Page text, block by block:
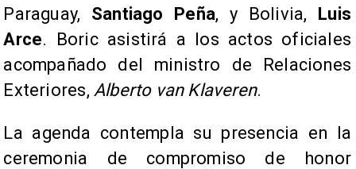
Paraguay, Santiago Peña, y Bolivia, Luis
Arce. Boric asistirá a los actos oficiales
acompañado del ministro de Relaciones
Exteriores, Alberto van Klaveren.
La agenda contempla su presencia en la
ceremonia de compromiso de honor